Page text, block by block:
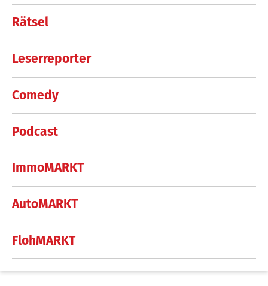
Rätsel
Leserreporter
Comedy
Podcast
ImmoMARKT
AutoMARKT
FlohMARKT